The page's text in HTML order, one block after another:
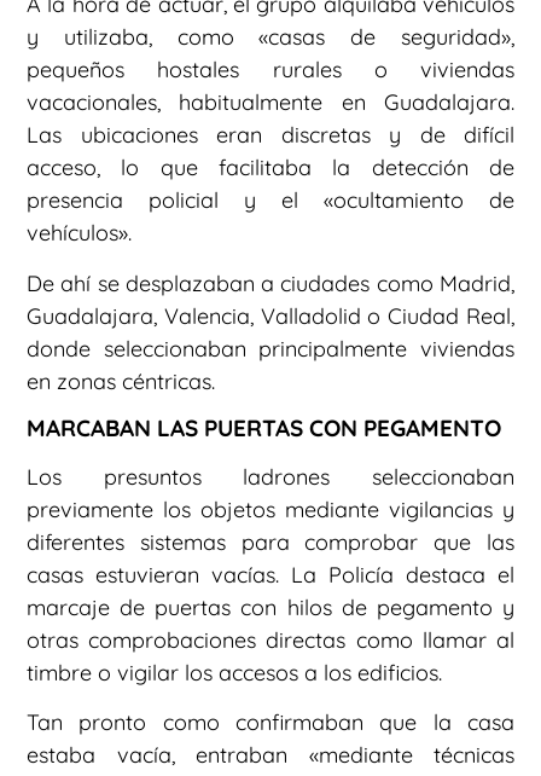
y utilizaba, como «casas de seguridad»,
pequeños hostales rurales o viviendas
vacacionales, habitualmente en Guadalajara.
Las ubicaciones eran discretas y de difícil
acceso, lo que facilitaba la detección de
presencia policial y el «ocultamiento de
vehículos».
De ahí se desplazaban a ciudades como Madrid,
Guadalajara, Valencia, Valladolid o Ciudad Real,
donde seleccionaban principalmente viviendas
en zonas céntricas.
MARCABAN LAS PUERTAS CON PEGAMENTO
Los presuntos ladrones seleccionaban
previamente los objetos mediante vigilancias y
diferentes sistemas para comprobar que las
casas estuvieran vacías. La Policía destaca el
marcaje de puertas con hilos de pegamento y
otras comprobaciones directas como llamar al
timbre o vigilar los accesos a los edificios.
Tan pronto como confirmaban que la casa
estaba vacía, entraban «mediante técnicas